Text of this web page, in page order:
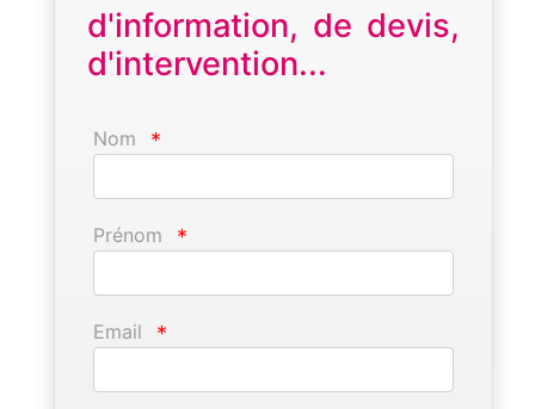
d'information, de devis,
d'intervention...
Nom *
Prénom *
Email *